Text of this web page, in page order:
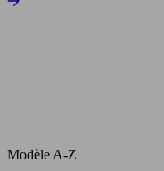
Modèle A-Z